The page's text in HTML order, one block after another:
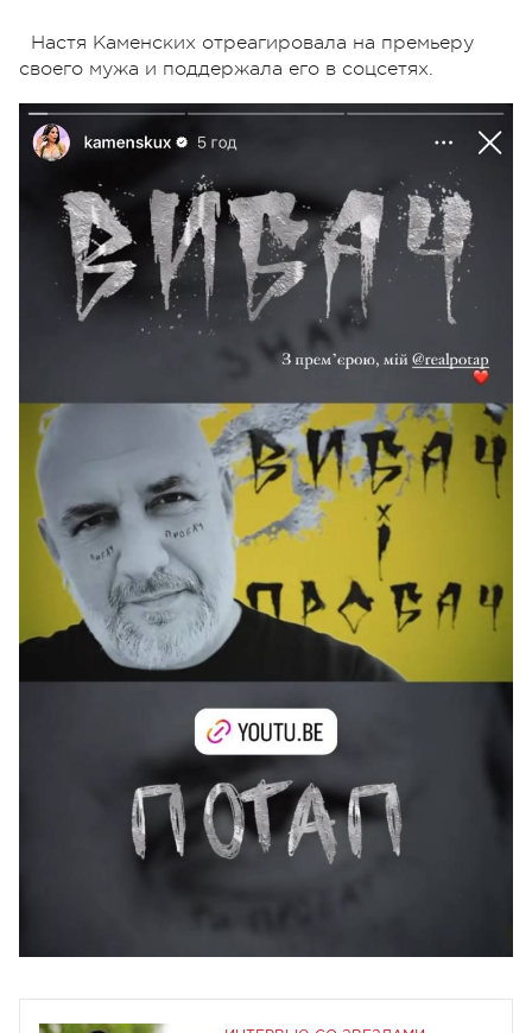
Настя Каменских отреагировала на премьеру
своего мужа и поддержала его в соцсетях.